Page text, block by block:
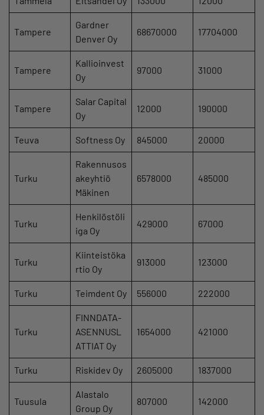
Tampere
Gardner
Denver Oy
68670000 17704000
Tampere
Kallioinvest
Oy
97000 31000
Tampere
Salar Capital
Oy
12000 190000
Teuva Softness Oy 845000 20000
Turku
Rakennusos
akeyhtiö
Mäkinen
6578000 485000
Turku
Henkilöstöli
iga Oy
429000 67000
Turku
Kiinteistöka
rtio Oy
913000 123000
Turku Teimdent Oy 556000 222000
Turku
FINNDATA-
ASENNUSL
ATTIAT Oy
1654000 421000
Turku Riskidev Oy 2605000 1837000
Tuusula
Alastalo
Group Oy
807000 142000